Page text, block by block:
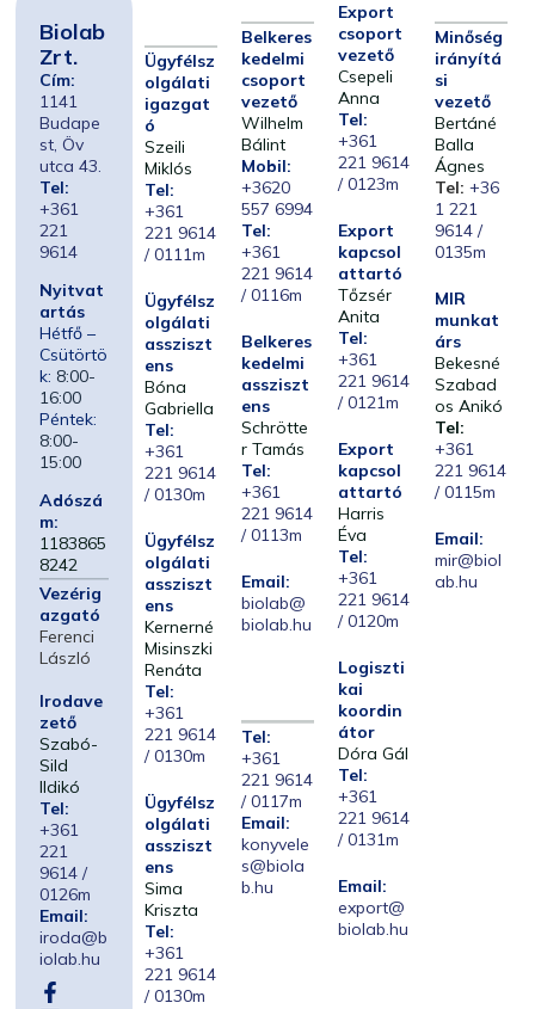
Biolab
Zrt.
Cím:
1141
Budape
st, Öv
utca 43.
Tel:
+361
221
9614
Nyitvat
artás
Hétfő –
Csütörtö
k: 8:00-
16:00
Péntek:
8:00-
15:00
Adószá
m:
1183865
8242
Vezérig
azgató
Ferenci
László
Irodave
zető
Szabó-
Sild
Ildikó
Tel:
+361
221
9614 /
0126m
Email:
iroda@b
iolab.hu
Ügyfélsz
olgálati
igazgat
ó
Szeili
Miklós
Tel:
+361
221 9614
/ 0111m
Ügyfélsz
olgálati
assziszt
ens
Bóna
Gabriella
Tel:
+361
221 9614
/ 0130m
Ügyfélsz
olgálati
assziszt
ens
Kernerné
Misinszki
Renáta
Tel:
+361
221 9614
/ 0130m
Ügyfélsz
olgálati
assziszt
ens
Sima
Kriszta
Tel:
+361
221 9614
/ 0130m
Belkeres
kedelmi
csoport
vezető
Wilhelm
Bálint
Mobil:
+3620
557 6994
Tel:
+361
221 9614
/ 0116m
Belkeres
kedelmi
assziszt
ens
Schrötte
r Tamás
Tel:
+361
221 9614
/ 0113m
Email:
biolab@
biolab.hu
Tel:
+361
221 9614
/ 0117m
Email:
konyvele
s@biola
b.hu
Export
csoport
vezető
Csepeli
Anna
Tel:
+361
221 9614
/ 0123m
Export
kapcsol
attartó
Tőzsér
Anita
Tel:
+361
221 9614
/ 0121m
Export
kapcsol
attartó
Harris
Éva
Tel:
+361
221 9614
/ 0120m
Logiszti
kai
koordin
átor
Dóra Gál
Tel:
+361
221 9614
/ 0131m
Email:
export@
biolab.hu
Minőség
irányítá
si
vezető
Bertáné
Balla
Ágnes
Tel: +36
1 221
9614 /
0135m
MIR
munkat
árs
Bekesné
Szabad
os Anikó
Tel:
+361
221 9614
/ 0115m
Email:
mir@biol
ab.hu